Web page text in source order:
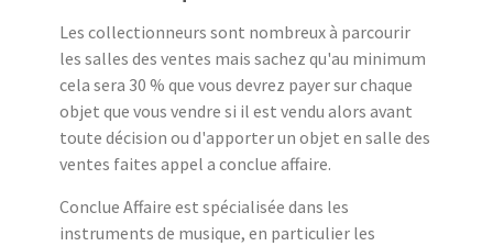
Les collectionneurs sont nombreux à parcourir
les salles des ventes mais sachez qu'au minimum
cela sera 30 % que vous devrez payer sur chaque
objet que vous vendre si il est vendu alors avant
toute décision ou d'apporter un objet en salle des
ventes faites appel a conclue affaire.
Conclue Affaire est spécialisée dans les
instruments de musique, en particulier les